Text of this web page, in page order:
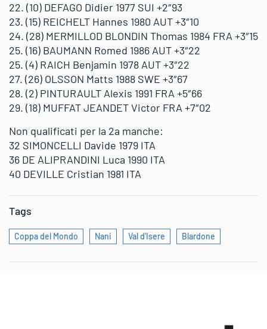
22. (10) DEFAGO Didier 1977 SUI +2″93
23. (15) REICHELT Hannes 1980 AUT +3″10
24. (28) MERMILLOD BLONDIN Thomas 1984 FRA +3″15
25. (16) BAUMANN Romed 1986 AUT +3″22
25. (4) RAICH Benjamin 1978 AUT +3″22
27. (26) OLSSON Matts 1988 SWE +3″67
28. (2) PINTURAULT Alexis 1991 FRA +5″66
29. (18) MUFFAT JEANDET Victor FRA +7″02
Non qualificati per la 2a manche:
32 SIMONCELLI Davide 1979 ITA
36 DE ALIPRANDINI Luca 1990 ITA
40 DEVILLE Cristian 1981 ITA
Tags
Coppa del Mondo Nani Val d'Isere Blardone